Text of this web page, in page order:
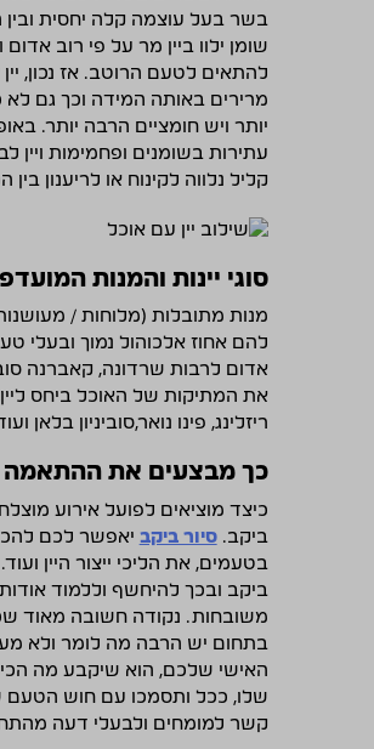
בשר בעל עוצמה קלה יחסית ובין
שומן ילוו ביין מר על פי רוב
להתאים לטעם הרוטב. אז נכון,
מרירים באותה המידה וכך גם לא
יותר ויש חומציים הרבה יותר.
עתירות בשומנים ופחמימות ויין
קליל נלווה לקינוח או לריענון
סוגי יינות והמנות
מנות מתובלות (מלוחות /
להם אחוז אלכוהול נמוך ובעלי
אדום לרבות שרדונה, קאברנה
את המתיקות של האוכל ביחס
ריזלינג, פינו נואר,סוביניון בלאן
כך מבצעים את
כיצד מוציאים לפועל אירוע
ביקב.סיור ביקב יאפשר לכם
בטעמים, את הליכי ייצור היין
ביקב ובכך להיחשף וללמוד אודות
משובחות. נקודה חשובה מאוד
בתחום יש הרבה מה לומר ולא
האישי שלכם, הוא שיקבע מה
שלו, ככל ותסמכו עם חוש הטעם
קשר למומחים ולבעלי דעה